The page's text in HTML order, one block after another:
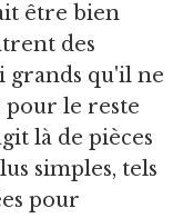
être bien
des
grands qu'il ne
pour le reste
là de pièces
simples, tels
pour